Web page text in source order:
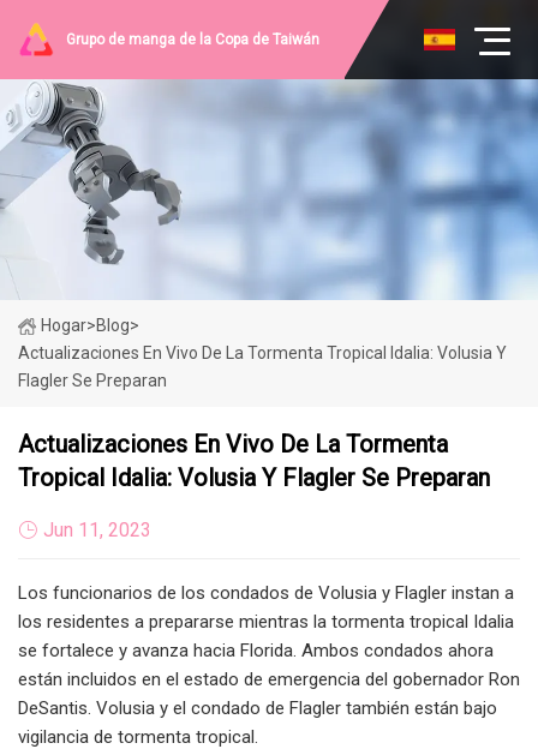
Grupo de manga de la Copa de Taiwán
Hogar>Blog>
Actualizaciones En Vivo De La Tormenta Tropical Idalia: Volusia Y
Flagler Se Preparan
Actualizaciones En Vivo De La Tormenta
Tropical Idalia: Volusia Y Flagler Se Preparan
Jun 11, 2023
Los funcionarios de los condados de Volusia y Flagler instan a
los residentes a prepararse mientras la tormenta tropical Idalia
se fortalece y avanza hacia Florida. Ambos condados ahora
están incluidos en el estado de emergencia del gobernador Ron
DeSantis. Volusia y el condado de Flagler también están bajo
vigilancia de tormenta tropical.